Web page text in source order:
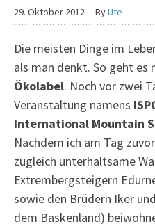
29. Oktober 2012 ByUte
Die meisten Dinge im
als man denkt. So geht
Ökolabel. Noch vor zwei
Veranstaltung namens
International Mountain
Nachdem ich am Tag
zugleich unterhaltsame
Extrembergsteigern
sowie den Brüdern Iker
dem Baskenland)